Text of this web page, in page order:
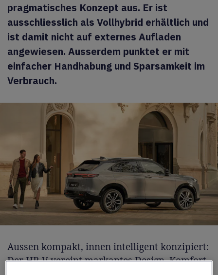
pragmatisches Konzept aus. Er ist
ausschliesslich als Vollhybrid erhältlich und
ist damit nicht auf externes Aufladen
angewiesen. Ausserdem punktet er mit
einfacher Handhabung und Sparsamkeit im
Verbrauch.
Aussen kompakt, innen intelligent konzipiert:
Der HR-V vereint markantes Design, Komfort